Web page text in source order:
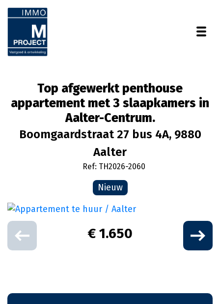
Top afgewerkt penthouse
appartement met 3 slaapkamers in
Aalter-Centrum.
Boomgaardstraat 27 bus 4A, 9880
Aalter
Ref: TH2026-2060
Nieuw
€ 1.650